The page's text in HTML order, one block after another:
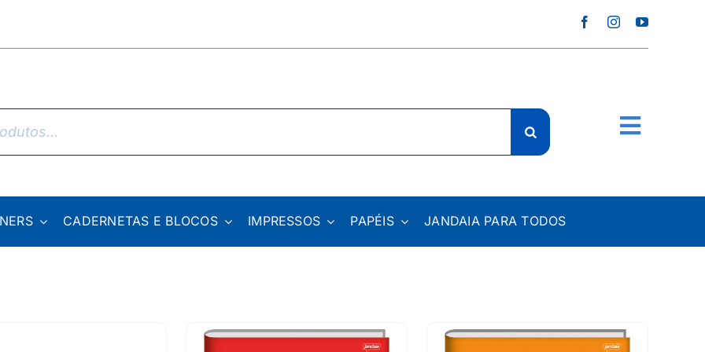
CADERNETAS E BLOCOS IMPRESSOS PAPÉIS JANDAIA PARA TODOS